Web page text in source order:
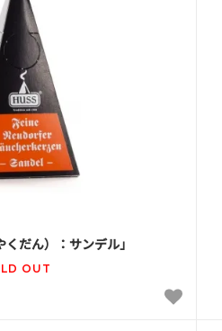
だん）：サンデル」
OUT